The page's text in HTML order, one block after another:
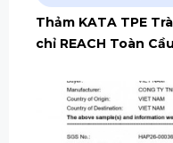
Thảm KATA TPE
chỉ REACH Toàn Cầu